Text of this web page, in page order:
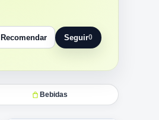
Recomendar Seguir0
Seguir a Rys
Bebidas